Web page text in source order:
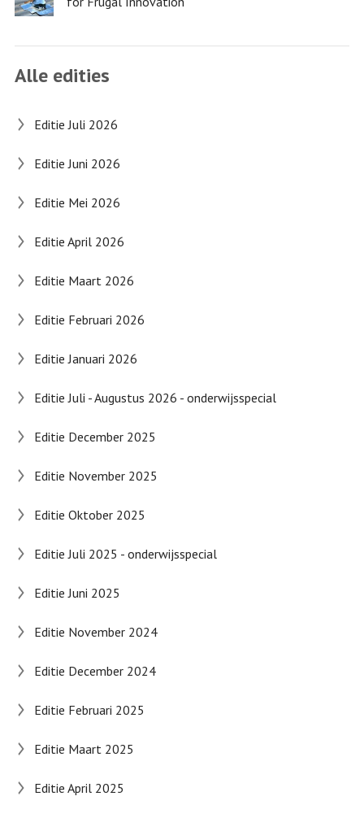
Alle edities
Editie Juli 2026
Editie Juni 2026
Editie Mei 2026
Editie April 2026
Editie Maart 2026
Editie Februari 2026
Editie Januari 2026
Editie Juli - Augustus 2026 - onderwijsspecial
Editie December 2025
Editie November 2025
Editie Oktober 2025
Editie Juli 2025 - onderwijsspecial
Editie Juni 2025
Editie November 2024
Editie December 2024
Editie Februari 2025
Editie Maart 2025
Editie April 2025